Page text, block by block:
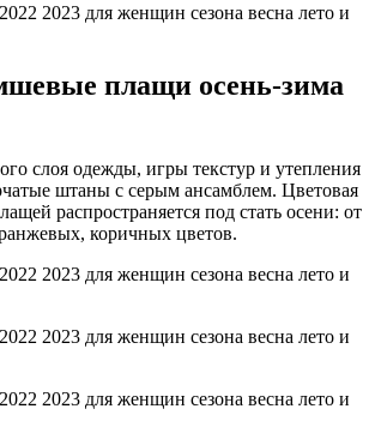
плащи осень-зима
слоя одежды, игры текстур и утепления
штаны с серым ансамблем. Цветовая
распространяется под стать осени: от
коричных цветов.